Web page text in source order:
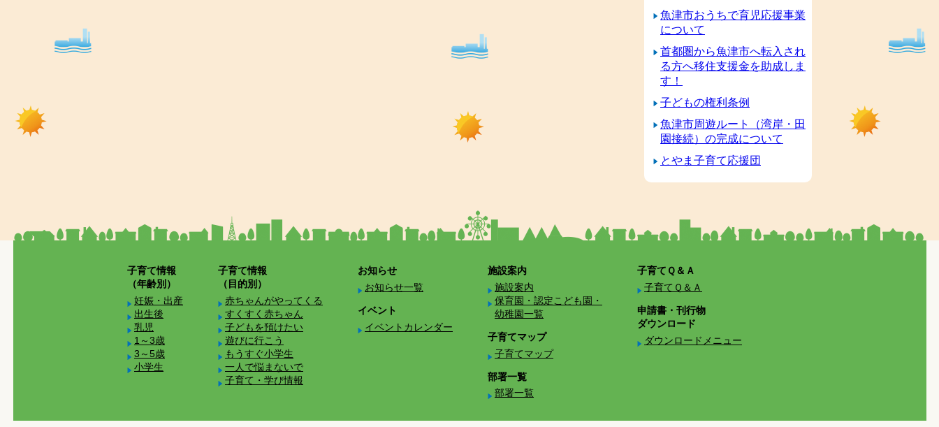
魚津市おうちで育児応援事業
について
首都圏から魚津市へ転入され
る方へ移住支援金を助成しま
す！
子どもの権利条例
魚津市周遊ルート（湾岸・田
園接続）の完成について
とやま子育て応援団
子育て情報
（年齢別）
妊娠・出産
出生後
乳児
1～3歳
3～5歳
小学生
子育て情報
（目的別）
赤ちゃんがやってくる
すくすく赤ちゃん
子どもを預けたい
遊びに行こう
もうすぐ小学生
一人で悩まないで
子育て・学び情報
お知らせ
お知らせ一覧
イベント
イベントカレンダー
施設案内
施設案内
保育園・認定こども園・
幼稚園一覧
子育てマップ
子育てマップ
部署一覧
部署一覧
子育てＱ＆Ａ
子育てＱ＆Ａ
申請書・刊行物
ダウンロード
ダウンロードメニュー